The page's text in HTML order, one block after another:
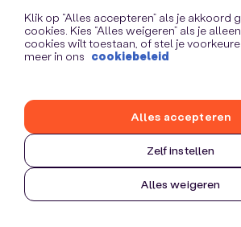
Klik op “Alles accepteren” als je akkoord
cookies. Kies “Alles weigeren” als je
cookies wilt toestaan, of stel je
meer in ons cookiebeleid
Zelf instellen
Alles weigeren
Alles accepteren